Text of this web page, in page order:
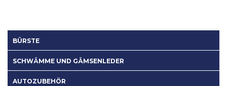
BÜRSTE
SCHWÄMME UND GÄMSENLEDER
AUTOZUBEHÖR